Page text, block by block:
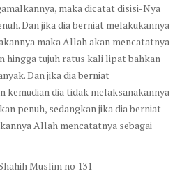
maka dicatat disisi-Nya
Dan jika dia berniat melakukannya
maka Allah akan mencatatnya
hingga tujuh ratus kali lipat bahkan
Dan jika dia berniat
kemudian dia tidak melaksanakannya
penuh, sedangkan jika dia berniat
Allah mencatatnya sebagai
Muslim no 131